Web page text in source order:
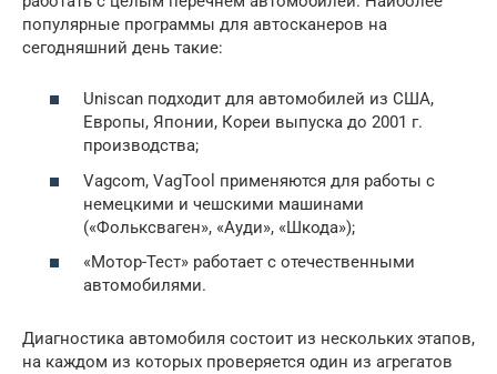
популярные программы для автосканеров на
сегодняшний день такие:
Uniscan подходит для автомобилей из США,
Европы, Японии, Кореи выпуска до 2001 г.
производства;
Vagcom, VagTool применяются для работы с
немецкими и чешскими машинами
(«Фольксваген», «Ауди», «Шкода»);
«Мотор-Тест» работает с отечественными
автомобилями.
Диагностика автомобиля состоит из нескольких этапов,
на каждом из которых проверяется один из агрегатов